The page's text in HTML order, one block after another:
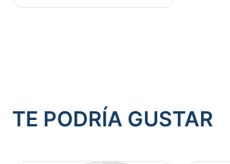
durabilidad del
TE PODRÍA GUSTAR